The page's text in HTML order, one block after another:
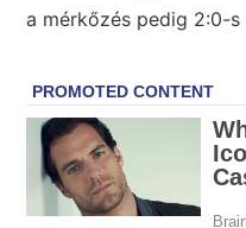
a mérkőzés pedig 2:0-s